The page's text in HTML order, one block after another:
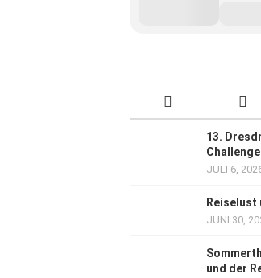
13.
Challenge
JULI 6,
Reiselust
JUNI 30,
und der